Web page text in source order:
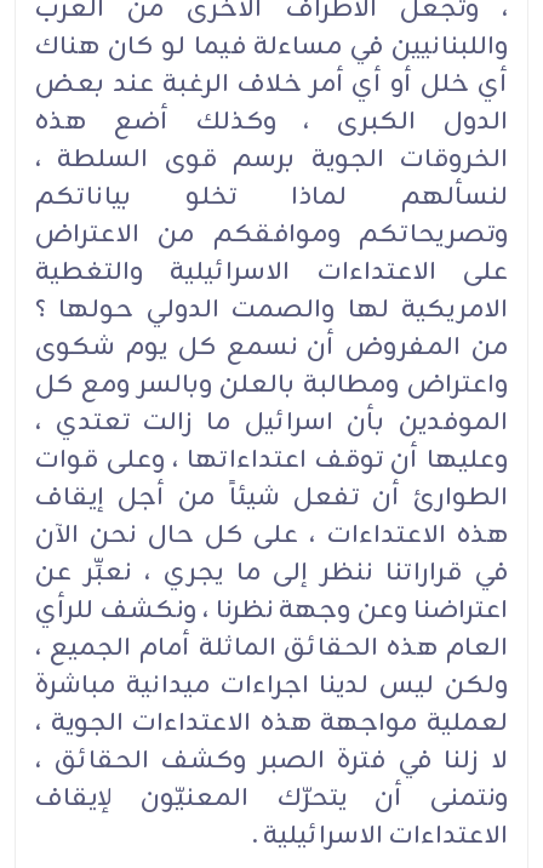
، وتجعل الاطراف الاخرى من العرب
واللبنانيين في مساءلة فيما لو كان هناك
أي خلل أو أي أمر خلاف الرغبة عند بعض
الدول الكبرى ، وكذلك أضع هذه
الخروقات الجوية برسم قوى السلطة ،
لنسألهم لماذا تخلو بياناتكم
وتصريحاتكم وموافقكم من الاعتراض
على الاعتداءات الاسرائيلية والتغطية
الامريكية لها والصمت الدولي حولها ؟
من المفروض أن نسمع كل يوم شكوى
واعتراض ومطالبة بالعلن وبالسر ومع كل
الموفدين بأن اسرائيل ما زالت تعتدي ،
وعليها أن توقف اعتداءاتها ، وعلى قوات
الطوارئ أن تفعل شيئاً من أجل إيقاف
هذه الاعتداءات ، على كل حال نحن الآن
في قراراتنا ننظر إلى ما يجري ، نعبِّر عن
اعتراضنا وعن وجهة نظرنا ، ونكشف للرأي
العام هذه الحقائق الماثلة أمام الجميع ،
ولكن ليس لدينا اجراءات ميدانية مباشرة
لعملية مواجهة هذه الاعتداءات الجوية ،
لا زلنا في فترة الصبر وكشف الحقائق ،
ونتمنى أن يتحرّك المعنيّون لإيقاف
الاعتداءات الاسرائيلية .